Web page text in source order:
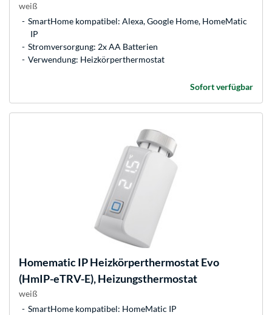
weiß
SmartHome kompatibel: Alexa, Google Home, HomeMatic
IP
Stromversorgung: 2x AA Batterien
Verwendung: Heizkörperthermostat
Sofort verfügbar
Homematic IPHeizkörperthermostat Evo
(HmIP-eTRV-E), Heizungsthermostat
weiß
SmartHome kompatibel: HomeMatic IP